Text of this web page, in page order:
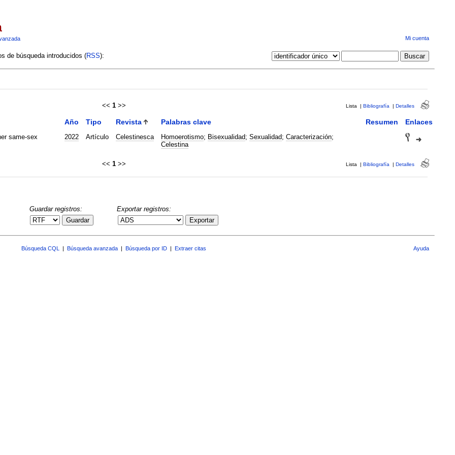
Mi cuenta
de búsqueda introducidos (RSS):
<< 1 >> Lista | Bibliografía | Detalles
Año Tipo Revista Palabras clave Resumen Enlaces
same-sex
2022 Artículo Celestinesca Homoerotismo; Bisexualidad; Sexualidad; Caracterización;
Celestina
<< 1 >> Lista | Bibliografía | Detalles
Guardar registros:
Guardar
Exportar registros:
Exportar
Búsqueda CQL Búsqueda avanzada Búsqueda por ID Extraer citas Ayuda